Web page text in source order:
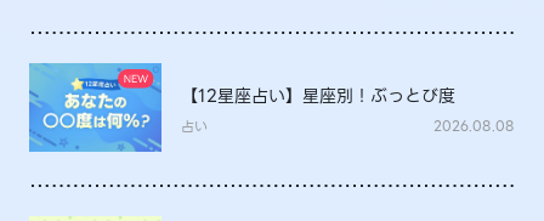
【12星座占い】星座別！ぶっとび度
占い 2026.08.08